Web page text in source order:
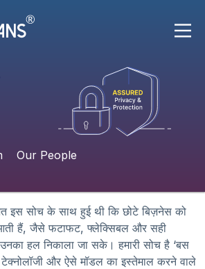
Our People
सोच के साथ हुई थी कि छोटे बिज़नेस को
हैं, जैसे फटाफट, फ्लेक्सिबल और सही
हल निकाला जा सके। हमारी सोच है ‘बस
और ऐसे मॉडल का इस्तेमाल करने वाले